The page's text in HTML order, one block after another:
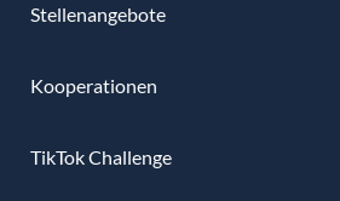
Stellenangebote
Kooperationen
TikTok Challenge